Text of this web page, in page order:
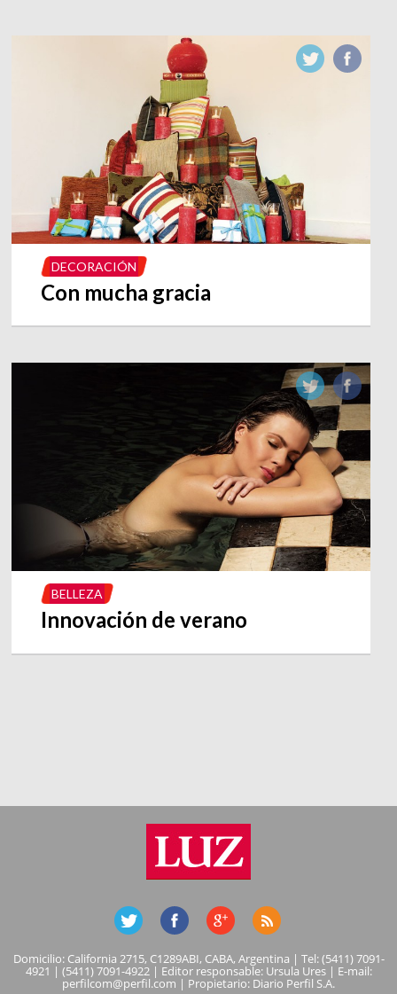
DECORACIÓN
Con mucha gracia
BELLEZA
Innovación de verano
Domicilio: California 2715, C1289ABI, CABA, Argentina | Tel: (5411) 7091-
4921 | (5411) 7091-4922 | Editor responsable: Ursula Ures | E-mail:
perfilcom@perfil.com | Propietario: Diario Perfil S.A.